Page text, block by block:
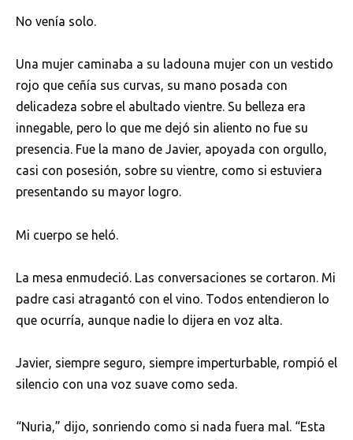
No venía solo.
Una mujer caminaba a su ladouna mujer con un vestido
rojo que ceñía sus curvas, su mano posada con
delicadeza sobre el abultado vientre. Su belleza era
innegable, pero lo que me dejó sin aliento no fue su
presencia. Fue la mano de Javier, apoyada con orgullo,
casi con posesión, sobre su vientre, como si estuviera
presentando su mayor logro.
Mi cuerpo se heló.
La mesa enmudeció. Las conversaciones se cortaron. Mi
padre casi atragantó con el vino. Todos entendieron lo
que ocurría, aunque nadie lo dijera en voz alta.
Javier, siempre seguro, siempre imperturbable, rompió el
silencio con una voz suave como seda.
“Nuria,” dijo, sonriendo como si nada fuera mal. “Esta